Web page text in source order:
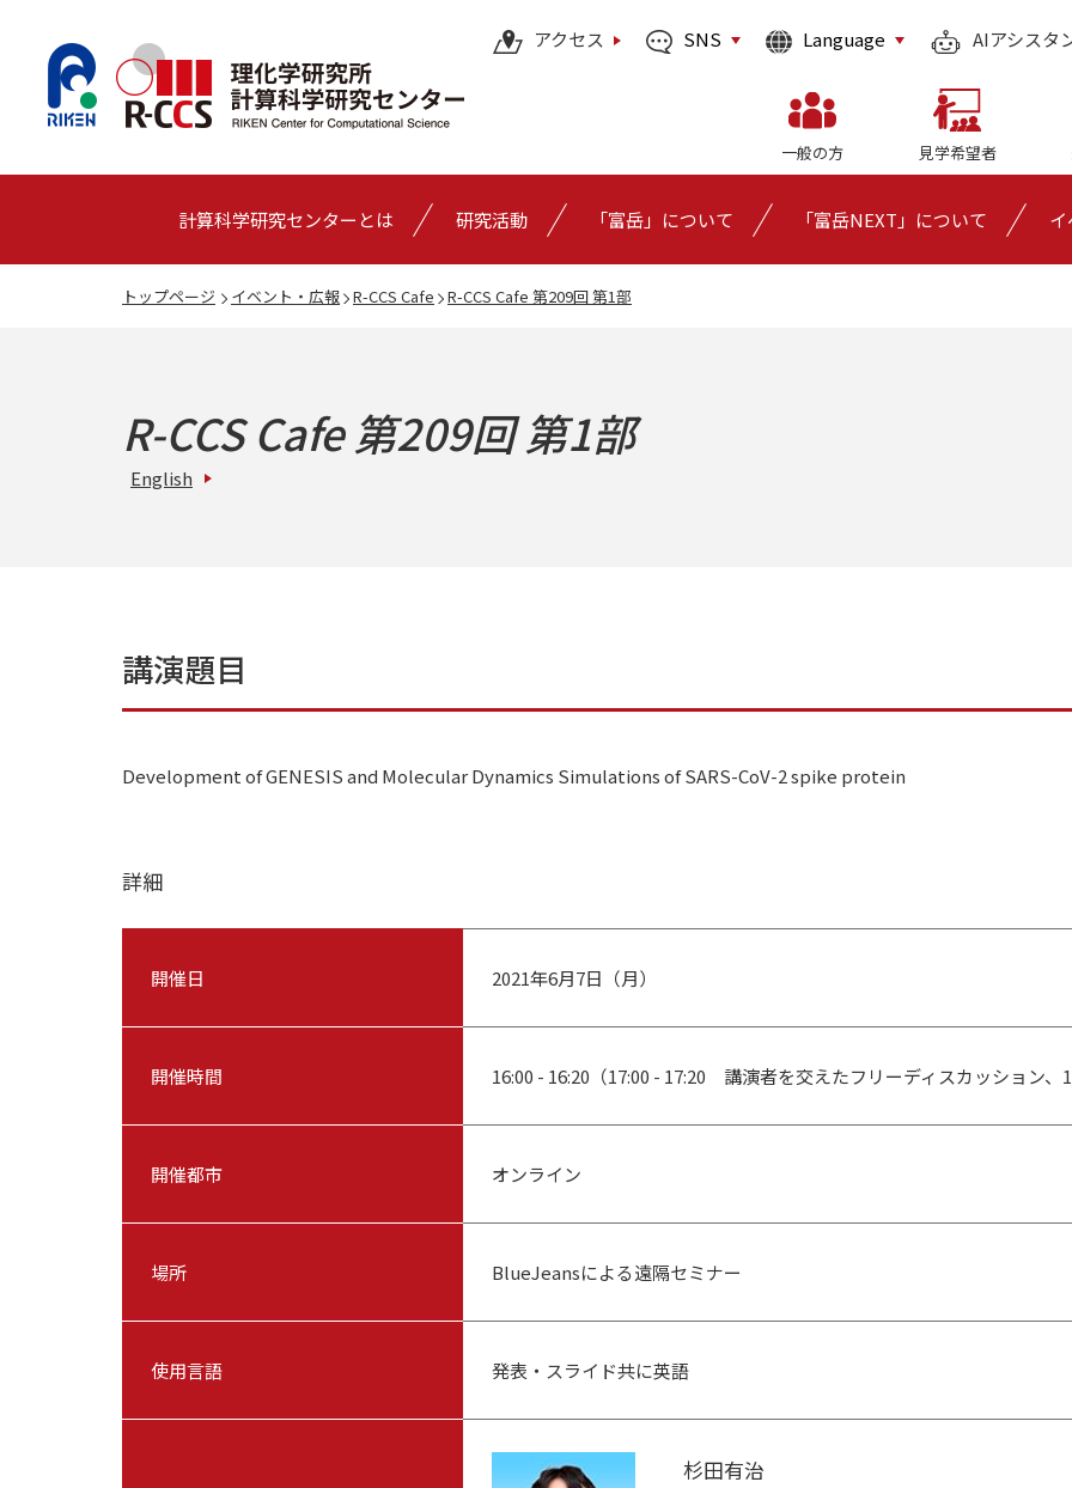
一般の方 見学希望者
計算科学研究センターとは 研究活動 「富岳」について 「富岳NEXT」について
アクセス SNS Language AIアシスタ
トップページ イベント・広報 R-CCS Cafe R-CCS Cafe 第209回 第1部
R-CCS Cafe 第209回 第1部
English
講演題目
Development of GENESIS and Molecular Dynamics Simulations of SARS-CoV-2 spike protein
詳細
開催日 2021年6月7日（月）
開催時間 16:00 - 16:20（17:00 - 17:20 講演者を交えたフリーディスカッション、
開催都市 オンライン
場所 BlueJeansによる遠隔セミナー
使用言語 発表・スライド共に英語
杉田有治